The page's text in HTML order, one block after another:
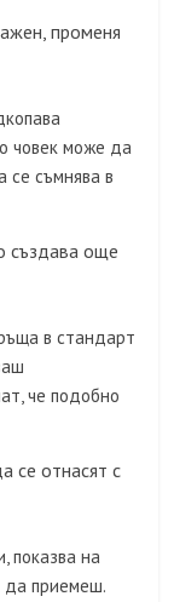
променя
човек може да
се съмнява в
създава още
в стандарт
че подобно
се отнасят с
показва на
да приемеш.